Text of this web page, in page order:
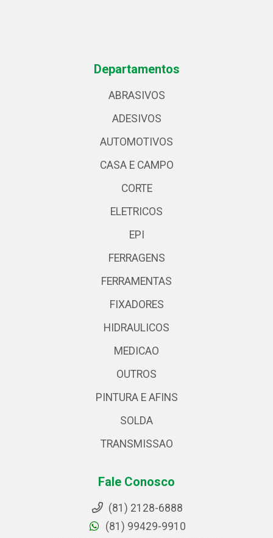
Departamentos
ABRASIVOS
ADESIVOS
AUTOMOTIVOS
CASA E CAMPO
CORTE
ELETRICOS
EPI
FERRAGENS
FERRAMENTAS
FIXADORES
HIDRAULICOS
MEDICAO
OUTROS
PINTURA E AFINS
SOLDA
TRANSMISSAO
Fale Conosco
(81) 2128-6888
(81) 99429-9910